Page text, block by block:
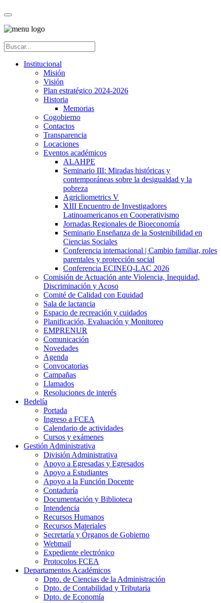
Institucional
Misión
Visión
Plan estratégico 2024-2026
Historia
Memorias
Cogobierno
Contactos
Transparencia
Locaciones
Eventos académicos
ALAHPE
Seminario III: Miradas históricas y
contemporáneas sobre la desigualdad y la
pobreza
Agricliometrics V
XIII Encuentro de Investigadores
Latinoamericanos en Cooperativismo
Jornadas Regionales de Bioeconomía
Seminario Enseñanza de la Sostenibilidad en
Ciencias Sociales
Conferencia internacional | Cambio familiar, roles
parentales y protección social
Conferencia ECINEQ-LAC 2026
Comisión de Actuación ante Violencia, Inequidad,
Discriminación y Acoso
Comité de Calidad con Equidad
Sala de lactancia
Espacio de recreación y cuidados
Planificación, Evaluación y Monitoreo
EMPRENUR
Comunicación
Novedades
Agenda
Convocatorias
Campañas
Llamados
Resoluciones de interés
Bedelía
Portada
Ingreso a FCEA
Calendario de actividades
Cursos y exámenes
Gestión Administrativa
División Administrativa
Apoyo a Egresadas y Egresados
Apoyo a Estudiantes
Apoyo a la Función Docente
Contaduría
Documentación y Biblioteca
Intendencia
Recursos Humanos
Recursos Materiales
Secretaría y Órganos de Gobierno
Webmail
Expediente electrónico
Protocolos FCEA
Departamentos Académicos
Dpto. de Ciencias de la Administración
Dpto. de Contabilidad y Tributaria
Dpto. de Economía